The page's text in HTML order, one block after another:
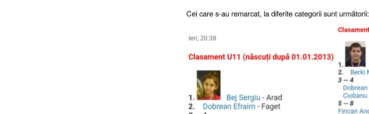
Cei care s-au remarcat, la diferite categorii sunt următorii: